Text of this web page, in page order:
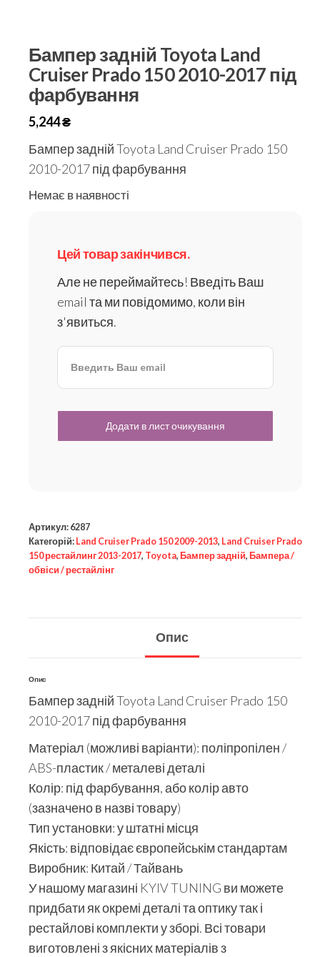
Бампер задній Toyota Land
Cruiser Prado 150 2010-2017 під
фарбування
5,244₴
Бампер задній Toyota Land Cruiser Prado 150
2010-2017 під фарбування
Немає в наявності
Цей товар закінчився.
Але не переймайтесь! Введіть Ваш
email та ми повідомимо, коли він
з'явиться.
Артикул: 6287
Категорій: Land Cruiser Prado 150 2009-2013, Land Cruiser Prado
150 рестайлинг 2013-2017, Toyota, Бампер задній, Бампера /
обвіси / рестайлінг
Опис
Опис
Бампер задній Toyota Land Cruiser Prado 150
2010-2017 під фарбування
Матеріал (можливі варіанти): поліпропілен /
ABS-пластик / металеві деталі
Колір: під фарбування, або колір авто
(зазначено в назві товару)
Тип установки: у штатні місця
Якість: відповідає європейськім стандартам
Виробник: Китай / Тайвань
У нашому магазині KYIV TUNING ви можете
придбати як окремі деталі та оптику так і
рестайлові комплекти у зборі. Всі товари
виготовлені з якісних матеріалів з